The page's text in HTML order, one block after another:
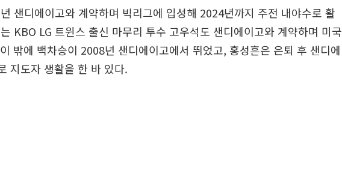
샌디에이고와 계약하며 빅리그에 입성해 2024년까지 주전 내야수로 활
KBO LG 트윈스 출신 마무리 투수 고우석도 샌디에이고와 계약하며 미국
밖에 백차승이 2008년 샌디에이고에서 뛰었고, 홍성흔은 은퇴 후 샌디에
지도자 생활을 한 바 있다.